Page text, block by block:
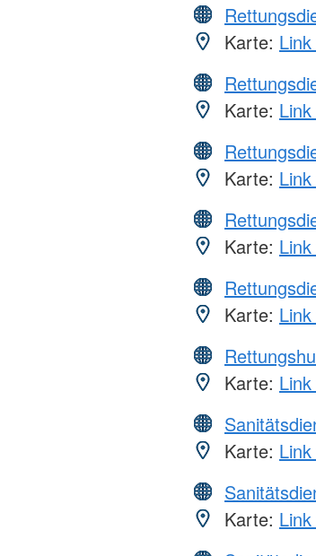
Karte:
Karte:
Karte:
Karte:
Karte:
Karte:
Karte:
Karte: